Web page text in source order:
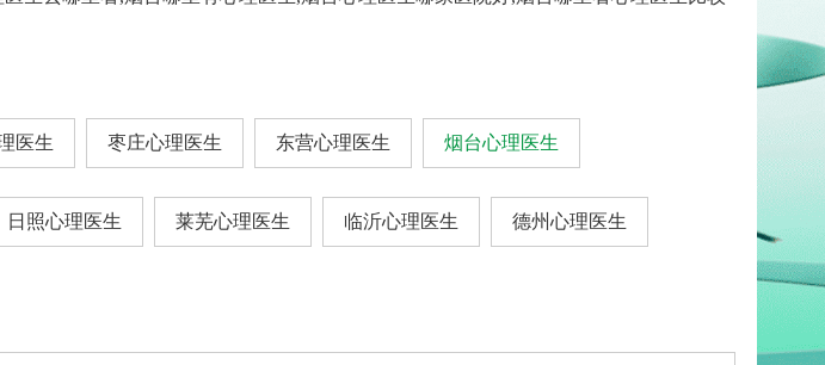
医生 枣庄心理医生 东营心理医生 烟台心理医生
日照心理医生 莱芜心理医生 临沂心理医生 德州心理医生